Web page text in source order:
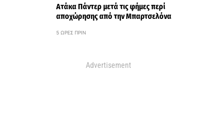
Ατάκα Πάντερ μετά τις φήμες περί
αποχώρησης από την Μπαρτσελόνα
5 ΏΡΕΣ ΠΡΙΝ
Advertisement